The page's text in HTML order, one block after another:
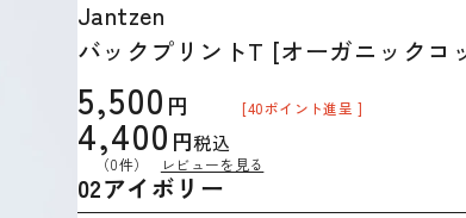
Jantzen
バックプリントT [オーガニックコ
5,500
4,400 税込
[40ポイント進呈 ]
（0件） レビューを見る
02アイボリー